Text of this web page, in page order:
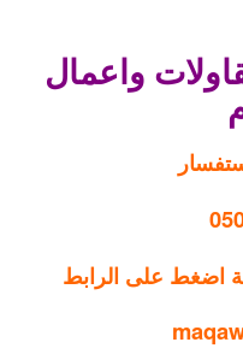
واعمال
اضغط على الرابط